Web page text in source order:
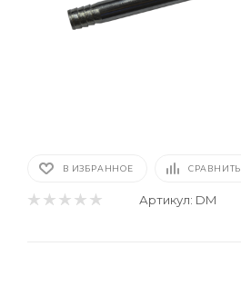
В ИЗБРАННОЕ СРАВНИТЬ
Артикул: DM